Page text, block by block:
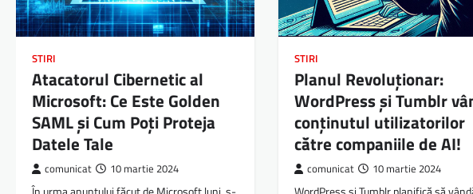
STIRI
Atacatorul Cibernetic al
Microsoft: Ce Este Golden
SAML și Cum Poți Proteja
Datele Tale
comunicat 10 martie 2024
STIRI
Planul Revoluționar:
WordPress și Tumblr
conținutul utilizatorilor
către companiile de AI!
comunicat 10 martie 2024